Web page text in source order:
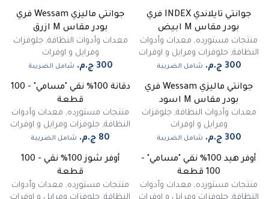
غير متوفر جوانتي تايلاندي INDEX فري
بودر مقاس M ابيض
منتجات مستورده, معدات وأدوات
النظافة, جلوفزات ومرايل و اوفرات
شامل الضريبة
جوانتي ماليزي Wessam فري
بودر مقاس M ازرق
معدات وأدوات النظافة,جلوفزات
ومرايل و اوفرات
شامل الضريبة
غير متوفر
جوانتي ماليزي Wessam فري
بودر مقاس M اسود
معدات وأدوات النظافة,جلوفزات
ومرايل و اوفرات
شامل الضريبة
دقانة 100% نقي "مسامي" - 100
قطعة
منتجات مستورده, معدات وأدوات
النظافة, جلوفزات ومرايل و اوفرات
شامل الضريبة
أوفر هيد 100% نقي "مسامي" -
100 قطعة
منتجات مستورده, معدات وأدوات
أوفر شوز 100% نقي - 100
قطعة
منتجات مستورده, معدات وأدوات